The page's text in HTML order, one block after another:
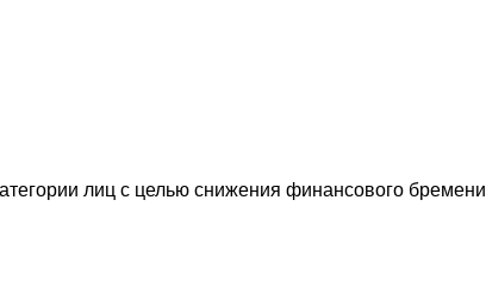
лиц с целью снижения финансового бремени